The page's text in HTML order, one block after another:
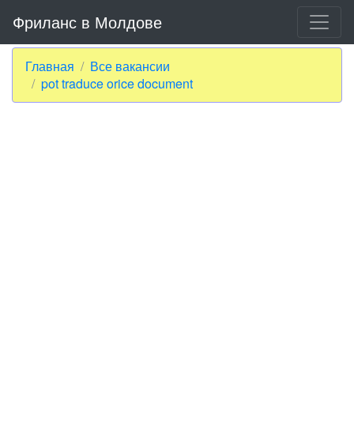
Фриланс в Молдове
Главная
Все вакансии
pot traduce orice document